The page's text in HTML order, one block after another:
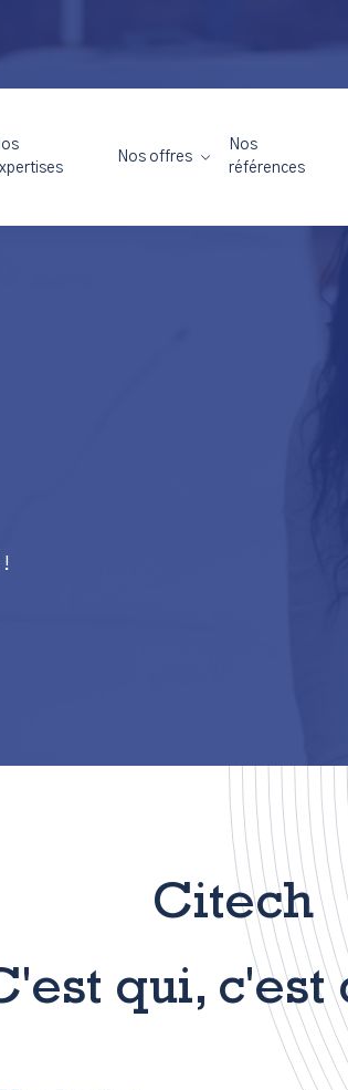
Nos offres
Nos
références
!
Citech
qui, c'est